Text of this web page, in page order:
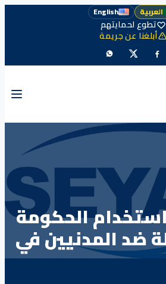
العربية English
تطوع لحمايتهم
أبلغنا عن جريمة
الحكومة
ضد المدنيين في